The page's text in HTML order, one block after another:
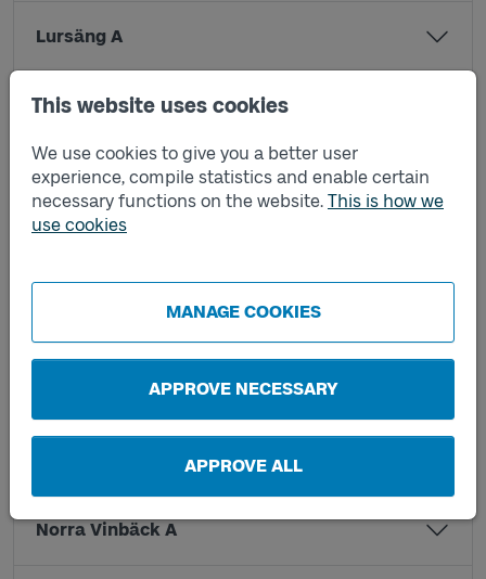
This website uses cookies
We use cookies to give you a better user
experience, compile statistics and enable certain
necessary functions on the website. This is how we
use cookies
MANAGE COOKIES
APPROVE NECESSARY
APPROVE ALL
Lursäng A
Lursäng B
Naverstad A
Norra Vinbäck A